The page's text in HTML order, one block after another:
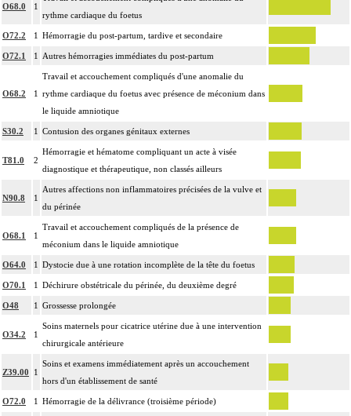
O68.0 1
rythme cardiaque du foetus
O72.2 1 Hémorragie du post-partum, tardive et secondaire
O72.1 1 Autres hémorragies immédiates du post-partum
O68.2 1
Travail et accouchement compliqués d'une anomalie du
rythme cardiaque du foetus avec présence de méconium dans
le liquide amniotique
S30.2 1 Contusion des organes génitaux externes
T81.0 2
Hémorragie et hématome compliquant un acte à visée
diagnostique et thérapeutique, non classés ailleurs
N90.8 1
Autres affections non inflammatoires précisées de la vulve et
du périnée
O68.1 1
Travail et accouchement compliqués de la présence de
méconium dans le liquide amniotique
O64.0 1 Dystocie due à une rotation incomplète de la tête du foetus
O70.1 1 Déchirure obstétricale du périnée, du deuxième degré
O48 1 Grossesse prolongée
O34.2 1
Soins maternels pour cicatrice utérine due à une intervention
chirurgicale antérieure
Z39.00 1
Soins et examens immédiatement après un accouchement
hors d'un établissement de santé
O72.0 1 Hémorragie de la délivrance (troisième période)